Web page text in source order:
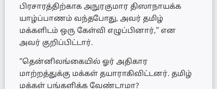
பிரசாரத்திற்காக அநுரகுமார திஸாநாயக்க
யாழ்ப்பாணம் வந்தபோது, அவர் தமிழ்
மக்களிடம் ஒரு கேள்வி எழுப்பினார்,” என
அவர் குறிப்பிட்டார்.
“தென்னிலங்கையில் ஓர் அதிகார
மாற்றத்துக்கு மக்கள் தயாராகிவிட்டனர். தமிழ்
மக்கள் பங்களிக்க வேண்டாமா?